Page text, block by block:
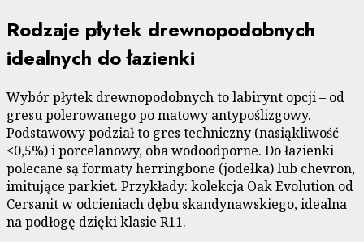
Rodzaje płytek drewnopodobnych
idealnych do łazienki
Wybór płytek drewnopodobnych to labirynt opcji – od
gresu polerowanego po matowy antypoślizgowy.
Podstawowy podział to gres techniczny (nasiąkliwość
<0,5%) i porcelanowy, oba wodoodporne. Do łazienki
polecane są formaty herringbone (jodełka) lub chevron,
imitujące parkiet. Przykłady: kolekcja Oak Evolution od
Cersanit w odcieniach dębu skandynawskiego, idealna
na podłogę dzięki klasie R11.